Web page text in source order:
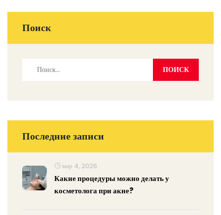
Поиск
Последние записи
мар 4, 2026
Какие процедуры можно делать у
косметолога при акне?